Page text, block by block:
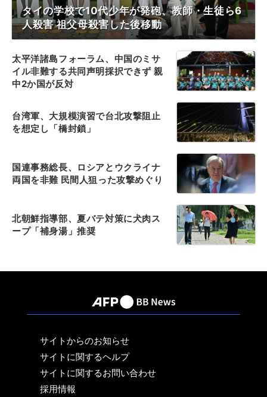
タイの学校で10代少年が発砲、教師・生徒ら6
人殺害 祖父母殺害した後移動
太平洋諸島フォーラム、中国のミサ
イル非難する共同声明採択できず 親
中2か国が反対
台湾軍、大規模演習で台北攻撃阻止
を想定し「橋封鎖」
国連事務総長、ロシアとウクライナ
両国を非難 民間人狙った攻撃めぐり
北朝鮮指導部、夏バテ対策に犬肉ス
ープ「補身湯」推奨
サイトからのお知らせ
サイトに関するヘルプ
サイトに関するお問い合わせ
採用情報